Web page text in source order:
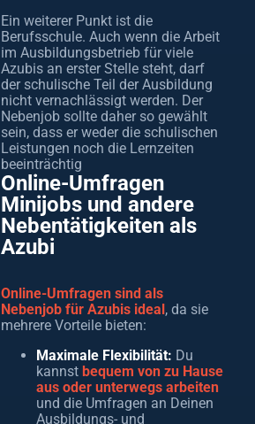
Ein weiterer Punkt ist die
Berufsschule. Auch wenn die Arbeit
im Ausbildungsbetrieb für viele
Azubis an erster Stelle steht, darf
der schulische Teil der Ausbildung
nicht vernachlässigt werden. Der
Nebenjob sollte daher so gewählt
sein, dass er weder die schulischen
Leistungen noch die Lernzeiten
beeinträchtig
Online-Umfragen
Minijobs und andere
Nebentätigkeiten als
Azubi
Online-Umfragen sind als
Nebenjob für Azubis ideal, da sie
mehrere Vorteile bieten:
Maximale Flexibilität: Du
kannst bequem von zu Hause
aus oder unterwegs arbeiten
und die Umfragen an Deinen
Ausbildungs- und